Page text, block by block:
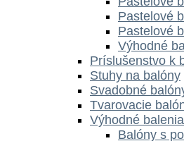
Pastelové
Pastelové
Výhodné
Príslušenstvo k
Stuhy na balóny
Svadobné
Tvarovacie
Výhodné
Balóny s